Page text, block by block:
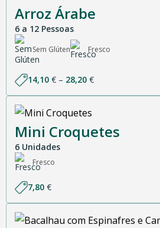
Arroz Árabe
6 a 12 Pessoas
Sem Glúten Fresco
14,10 € – 28,20 €Price
Mini Croquetes
6 Unidades
Fresco
7,80 €